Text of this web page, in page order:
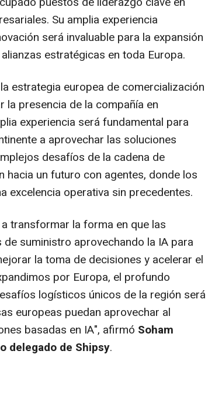
Su amplia experiencia
será invaluable para la expansión
estratégicas en toda Europa.
estrategia europea de comercialización
la presencia de la compañía en
experiencia será fundamental para
a aprovechar las soluciones
desafíos de la cadena de
hacia un futuro con agentes, donde los
excelencia operativa sin precedentes.
transformar la forma en que las
suministro aprovechando la IA para
la toma de decisiones y acelerar el
por Europa, el profundo
logísticos únicos de la región será
europeas puedan aprovechar al
basadas en IA", afirmó Soham
delegado de Shipsy.